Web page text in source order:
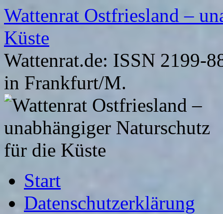
Zum
Inhalt
springen
Wattenrat Ostfriesland –
Küste
Wattenrat.de: ISSN 2199-
in Frankfurt/M.
Start
Datenschutzerklärung